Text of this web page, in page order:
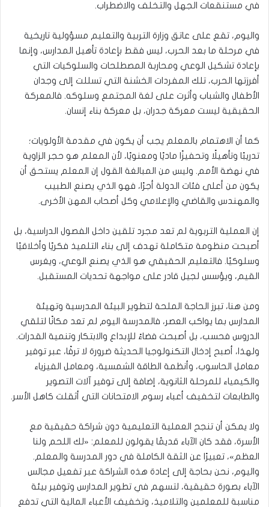
في مستنقعات الجهل والتخلف والاضطراب.
واليوم، تقع على عاتق وزارة التربية والتعليم مسؤولية تاريخية
في مرحلة ما بعد الحرب، ليس فقط بإعادة تأهيل المدارس، وإنما
بإعادة تشكيل الوعي ومحاربة المصطلحات والسلوكيات التي
أفرزتها الحرب، تلك المفردات الخشنة التي تسللت إلى وجدان
الأطفال والشباب وأثرت على لغة المجتمع وسلوكه. فالمعركة
الحقيقية ليست معركة جدران، بل معركة بناء إنسان.
كما أن الاهتمام بالمعلم يجب أن يكون في مقدمة الأولويات؛
تدريبًا وتأهيلًا وتحفيزًا ماديًا ومعنويًا، لأن المعلم هو حجر الزاوية
في نهضة الأمم. وليس من المبالغة القول إن المعلم يستحق أن
يكون من أعلى فئات الدولة أجرًا، فهو الذي يصنع الطبيب
والمهندس والقاضي والإعلامي وكل أصحاب المهن الأخرى.
إن العملية التربوية لم تعد مجرد تلقين داخل الفصول الدراسية، بل
أصبحت منظومة متكاملة تهدف إلى بناء التلميذ فكريًا وأخلاقيًا
وسلوكيًا. فالتعليم الحقيقي هو الذي يصنع الوعي، ويغرس
القيم، ويؤسس لجيل قادر على مواجهة تحديات المستقبل.
ومن هنا، تبرز الحاجة الملحة لتطوير البيئة المدرسية وتهيئة
المدارس بما يواكب العصر، فالمدرسة اليوم لم تعد مكانًا لتلقي
الدروس فحسب، بل أصبحت فضاءً للإبداع والابتكار وتنمية القدرات.
ولهذا، أصبح إدخال التكنولوجيا الحديثة ضرورة لا ترفًا، عبر توفير
معامل الحاسوب، وأنظمة الطاقة الشمسية، ومعامل الفيزياء
والكيمياء للمرحلة الثانوية، إضافة إلى توفير آلات التصوير
والطابعات لتخفيف أعباء رسوم الامتحانات التي أثقلت كاهل الأسر.
ولا يمكن أن تنجح العملية التعليمية دون شراكة حقيقية مع
الأسرة، فقد كان الآباء قديمًا يقولون للمعلم: «لك اللحم ولنا
العظم»، تعبيرًا عن الثقة الكاملة في دور المدرسة والمعلم.
واليوم، نحن بحاجة إلى إعادة هذه الشراكة عبر تفعيل مجالس
الآباء بصورة حقيقية، لتسهم في تطوير المدارس وتوفير بيئة
مناسبة للمعلمين والتلاميذ، وتخفيف الأعباء المالية التي تدفع